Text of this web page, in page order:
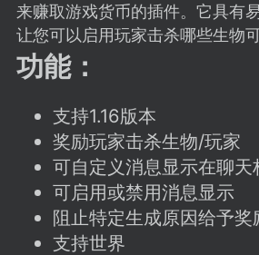
潮涌核心
永久赞助者
11-27 02:06
电脑端 社区规则
议贴】SodaMC 的改进与建议 🧃
社区的建议&反馈板块，欢
在这里畅所欲言，提出你对 社区功
、管理方式等方面 的任何想法！...
11 5.9k
来赚取游戏货币的插件。它具有
让您可以启用玩家击杀哪些生物
功能：
支持1.16版本
奖励玩家击杀生物/玩家
可自定义消息显示在聊天
可启用或禁用消息显示
阻止特定生成原因给予奖
支持世界